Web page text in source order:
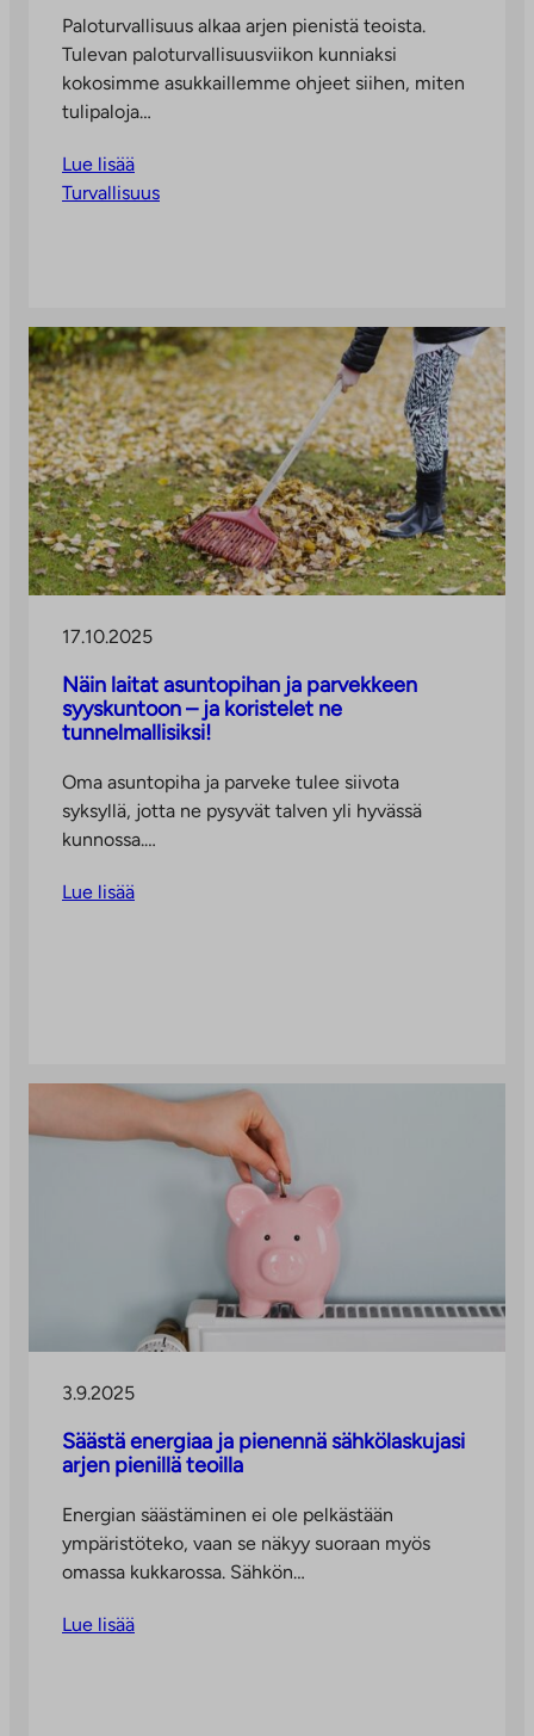
Paloturvallisuus alkaa arjen pienistä teoista.
Tulevan paloturvallisuusviikon kunniaksi
kokosimme asukkaillemme ohjeet siihen, miten
tulipaloja…
Lue lisää
Turvallisuus
17.10.2025
Näin laitat asuntopihan ja parvekkeen
syyskuntoon – ja koristelet ne
tunnelmallisiksi!
Oma asuntopiha ja parveke tulee siivota
syksyllä, jotta ne pysyvät talven yli hyvässä
kunnossa.…
Lue lisää
3.9.2025
Säästä energiaa ja pienennä sähkölaskujasi
arjen pienillä teoilla
Energian säästäminen ei ole pelkästään
ympäristöteko, vaan se näkyy suoraan myös
omassa kukkarossa. Sähkön…
Lue lisää